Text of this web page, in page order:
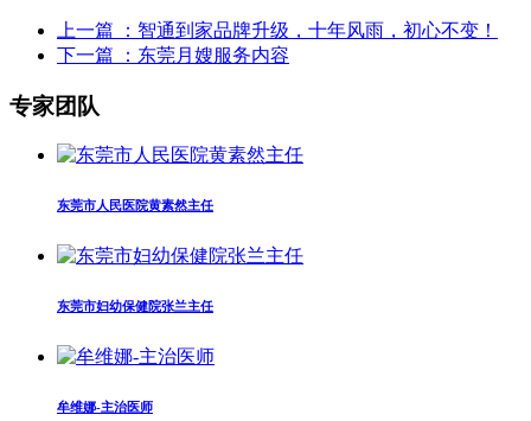
上一篇
：智通到家品牌升级，十年风雨，初心不变！
下一篇
：东莞月嫂服务内容
专家团队
东莞市人民医院黄素然主任
东莞市妇幼保健院张兰主任
牟维娜-主治医师